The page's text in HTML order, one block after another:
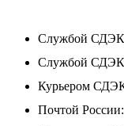
Службой
Службой
Курьером
Почтой России: